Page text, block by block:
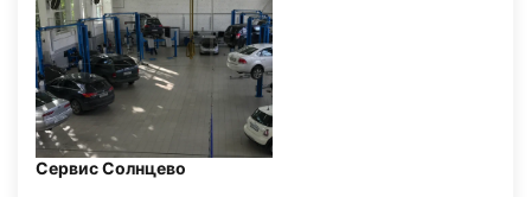
Сервис Солнцево